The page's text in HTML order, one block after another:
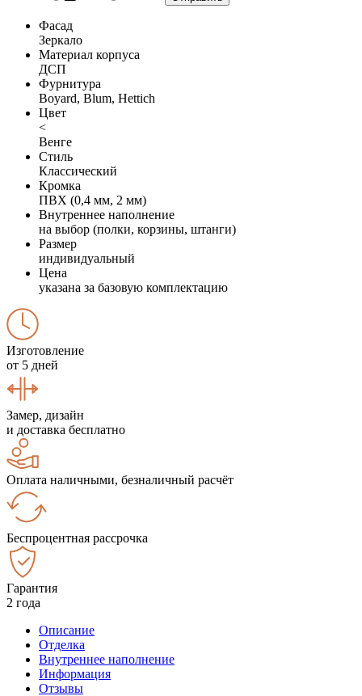
Фасад
Зеркало
Материал корпуса
ДСП
Фурнитура
Boyard, Blum, Hettich
Цвет
<
Венге
Стиль
Классический
Кромка
ПВХ (0,4 мм, 2 мм)
Внутреннее наполнение
на выбор (полки, корзины, штанги)
Размер
индивидуальный
Цена
указана за базовую комплектацию
Изготовление
от 5 дней
Замер, дизайн
и доставка бесплатно
Оплата наличными, безналичный расчёт
Беспроцентная рассрочка
Гарантия
2 года
Описание
Отделка
Внутреннее наполнение
Информация
Отзывы